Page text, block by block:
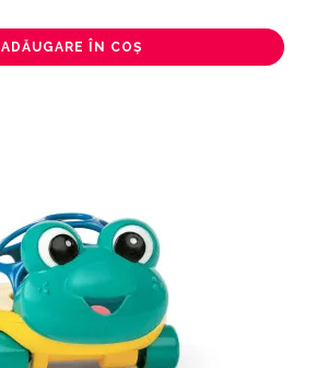
ADĂUGARE ÎN COȘ